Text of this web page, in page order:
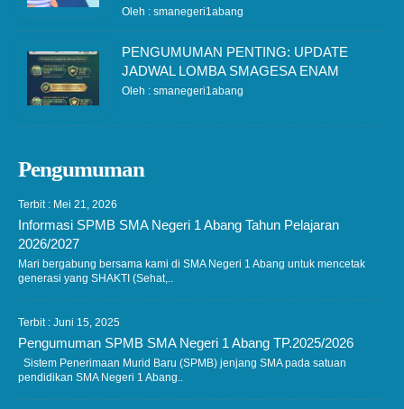
Oleh : smanegeri1abang
PENGUMUMAN PENTING: UPDATE
JADWAL LOMBA SMAGESA ENAM
Oleh : smanegeri1abang
Pengumuman
Terbit : Mei 21, 2026
Informasi SPMB SMA Negeri 1 Abang Tahun Pelajaran
2026/2027
Mari bergabung bersama kami di SMA Negeri 1 Abang untuk mencetak
generasi yang SHAKTI (Sehat,..
Terbit : Juni 15, 2025
Pengumuman SPMB SMA Negeri 1 Abang TP.2025/2026
Sistem Penerimaan Murid Baru (SPMB) jenjang SMA pada satuan
pendidikan SMA Negeri 1 Abang..